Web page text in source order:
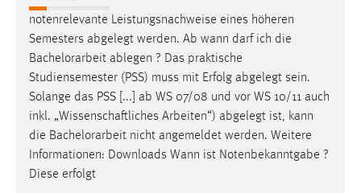
notenrelevante Leistungsnachweise eines höheren
Semesters abgelegt werden. Ab wann darf ich die
Bachelorarbeit ablegen ? Das praktische
Studiensemester (PSS) muss mit Erfolg abgelegt sein.
Solange das PSS [...] ab WS 07/08 und vor WS 10/11 auch
inkl. „Wissenschaftliches Arbeiten“) abgelegt ist, kann
die Bachelorarbeit nicht angemeldet werden. Weitere
Informationen: Downloads Wann ist Notenbekanntgabe ?
Diese erfolgt
1 Jahr
Performance
Name:
staticfilecache
Zweck:
Für performante Seitenauslieferung wird in diesem Cookie
gespeichert, ob man eingeloggt ist.